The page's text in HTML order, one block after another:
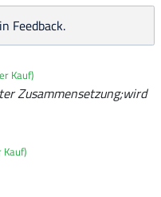
Feedback.
Kauf)
Zusammensetzung;wird